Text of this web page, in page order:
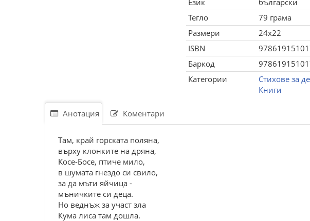
Език
български
Тегло
79 грама
Размери
24x22
ISBN
Баркод
Категории
Стихове за
Книги
Анотация Коментари
Там, край горската поляна,
върху клонките на дряна,
Косе-Босе, птиче мило,
в шумата гнездо си свило,
за да мъти яйчица -
мъничките си деца.
Но веднъж за участ зла
Кума лиса там дошла.